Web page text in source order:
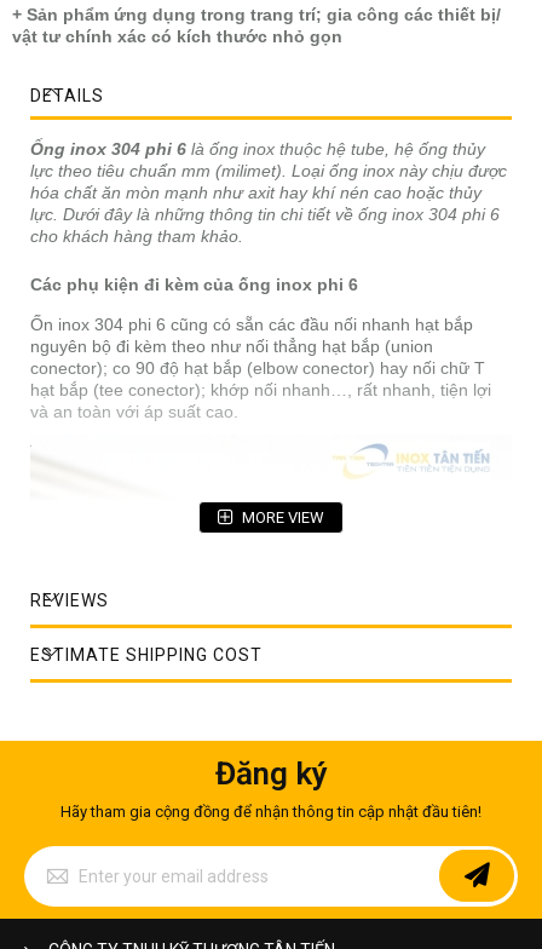
+ Sản phẩm ứng dụng trong trang trí; gia công các thiết bị/
vật tư chính xác có kích thước nhỏ gọn
DETAILS
Ống inox 304 phi 6 là ống inox thuộc hệ tube, hệ ống thủy
lực theo tiêu chuẩn mm (milimet). Loại ống inox nàychịu được
hóa chất ăn mòn mạnh như axit hay khí nén cao hoặc thủy
lực. Dưới đây là những thông tin chi tiết về ống inox 304 phi 6
cho khách hàng tham khảo.
Các phụ kiện đi kèm của ống inox phi 6
Ốn inox 304 phi 6 cũng có sẵn các đầu nối nhanh hạt bắp
nguyên bộ đi kèm theo như nối thẳng hạt bắp (union
conector); co 90 độ hạt bắp (elbow conector) hay nối chữ T
hạt bắp (tee conector); khớp nối nhanh…, rất nhanh, tiện lợi
và an toàn với áp suất cao.
Ống inox 304 phi 6mm
Với quy trình sản xuất và kiểm tra sản phẩm nghiêm ngặt đảm
Đặc điểm thiết kế của ống inox 304 phi 6 mm
+ Mã thép: Inox 304 - kích thước 6 mm
+ Phân loại: Ống đúc - kích thước nhỏ
MORE VIEW
REVIEWS
ESTIMATE SHIPPING COST
Đăng ký
Hãy tham gia cộng đồng để nhận thông tin cập nhật đầu tiên!
Sign
Up
for
Our
Newsletter: